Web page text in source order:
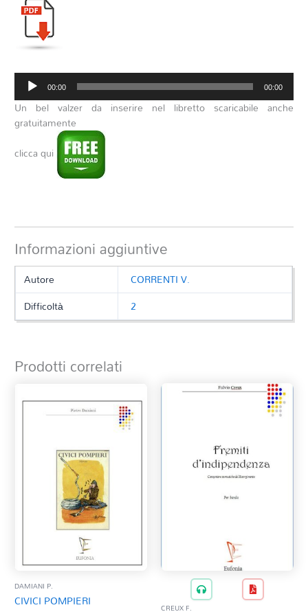
Audio
Player
00:00 00:00
Un bel valzer da inserire nel libretto scaricabile anche
gratuitamente
clicca qui
Informazioni aggiuntive
Autore
CORRENTI V.
Difficoltà
2
Prodotti correlati
DAMIANI P.
CIVICI POMPIERI CREUX F.